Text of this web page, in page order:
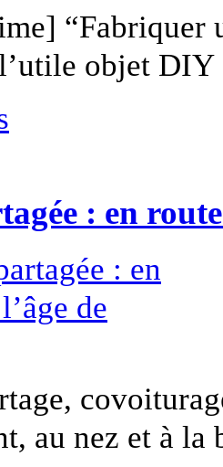
“Fabriquer
objet
: en route
au nez et à la